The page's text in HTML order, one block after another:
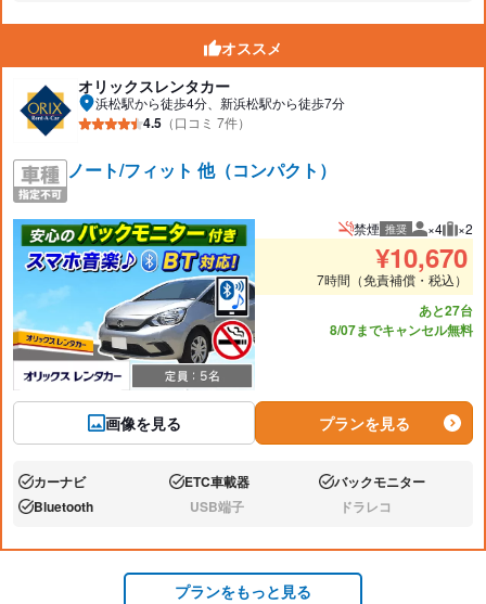
オススメ
オリックスレンタカー
浜松駅から徒歩4分、新浜松駅から徒歩7分
4.5 （口コミ 7件）
ノート/フィット 他（コンパクト）
画像を見る
禁煙 推奨 推奨人数
×4 推奨
×2
¥10,670
7時間（免責補償・税込）
あと27台
8/07までキャンセル無料
プランを見る
あり:カーナビ あり:ETC車載器 あり:バックモニター
あり:Bluetooth なし:USB端子 なし:ドラレコ
プランをもっと見る